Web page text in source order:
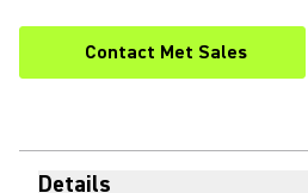
Contact Met Sales
Details